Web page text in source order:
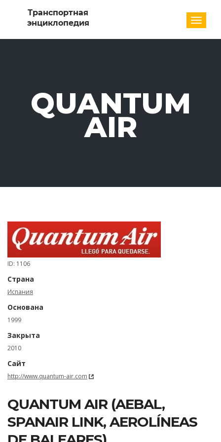
QUANTUM
AIR
ID: 1106
Страна
Испания
Основана
1999
Закрыта
2010
Сайт
http://www.quantum-air.com
QUANTUM AIR (AEBAL,
SPANAIR LINK, AEROLÍNEAS